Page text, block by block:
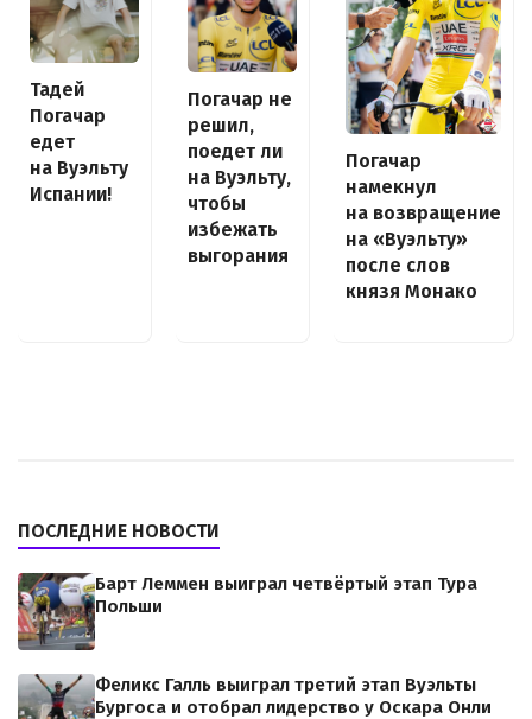
Тадей
Погачар
едет
на Вуэльту
Испании!
Погачар не
решил,
поедет ли
на Вуэльту,
чтобы
избежать
выгорания
Погачар
намекнул
на возвращение
на «Вуэльту»
после слов
князя Монако
ПОСЛЕДНИЕ НОВОСТИ
Барт Леммен выиграл четвёртый этап Тура
Польши
Феликс Галль выиграл третий этап Вуэльты
Бургоса и отобрал лидерство у Оскара Онли